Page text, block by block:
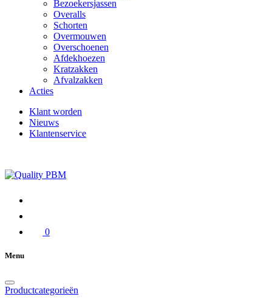
Bezoekersjassen
Overalls
Schorten
Overmouwen
Overschoenen
Afdekhoezen
Kratzakken
Afvalzakken
Acties
Klant worden
Nieuws
Klantenservice
0
Menu
Productcategorieën